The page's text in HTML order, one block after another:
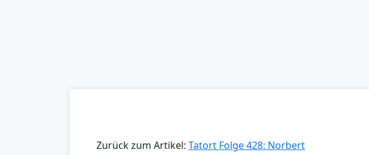
Zurück zum Artikel: Tatort Folge 428: Norbert